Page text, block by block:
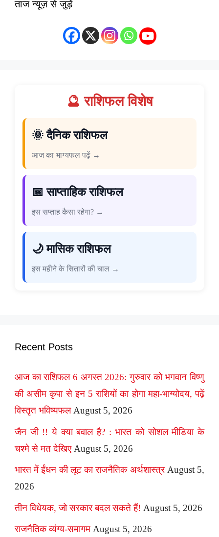
ताज न्यूज़ से जुड़ें
🔮 राशिफल विशेष
🌞 दैनिक राशिफल
आज का भाग्यफल पढ़ें →
📅 साप्ताहिक राशिफल
इस सप्ताह कैसा रहेगा? →
🌙 मासिक राशिफल
इस महीने के सितारों की चाल →
Recent Posts
आज का राशिफल 6 अगस्त 2026: गुरुवार को भगवान विष्णु
की असीम कृपा से इन 5 राशियों का होगा महा-भाग्योदय, पढ़ें
विस्तृत भविष्यफल August 5, 2026
जैन जी !! ये क्या बवाल है? : भारत को सोशल मीडिया के
चश्मे से मत देखिए August 5, 2026
भारत में ईंधन की लूट का राजनैतिक अर्थशास्त्र August 5,
2026
तीन विधेयक, जो सरकार बदल सकते हैं! August 5, 2026
राजनैतिक व्यंग्य-समागम August 5, 2026